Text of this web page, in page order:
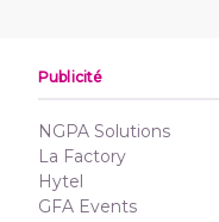
Publicité
NGPA Solutions
La Factory
Hytel
GFA Events